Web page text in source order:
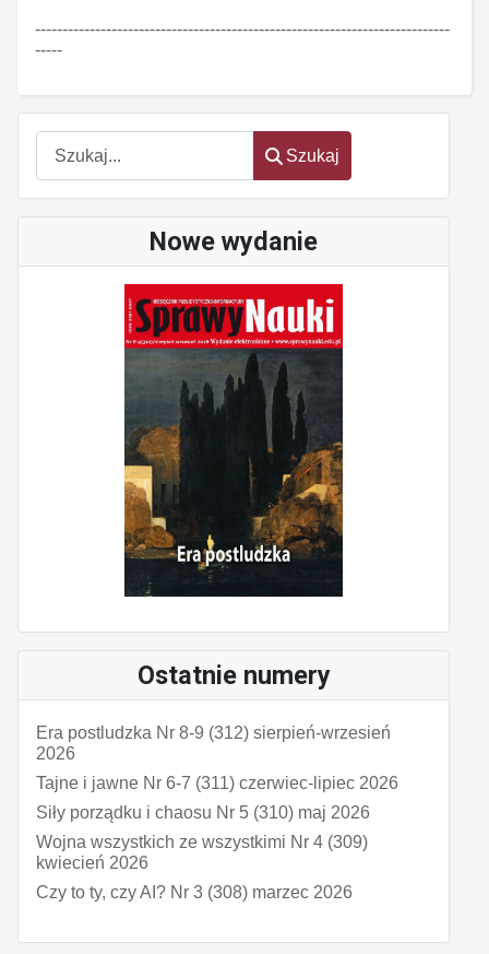
Szukaj
Szukaj
Nowe wydanie
Ostatnie numery
Era postludzka Nr 8-9 (312) sierpień-wrzesień
2026
Tajne i jawne Nr 6-7 (311) czerwiec-lipiec 2026
Siły porządku i chaosu Nr 5 (310) maj 2026
Wojna wszystkich ze wszystkimi Nr 4 (309)
kwiecień 2026
Czy to ty, czy AI? Nr 3 (308) marzec 2026
----------------------------------------------------------------------------
-----